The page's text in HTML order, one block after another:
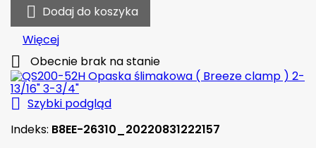
 Dodaj do koszyka
Więcej
 Obecnie brak na stanie
 Szybki podgląd
Indeks: B8EE-26310_20220831222157